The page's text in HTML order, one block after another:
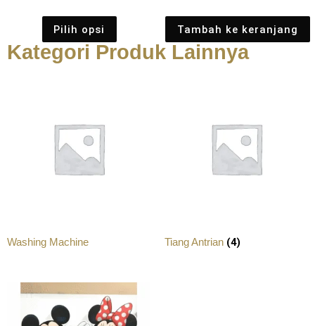
Pilih opsi Tambah ke keranjang
Kategori Produk Lainnya
Washing Machine Tiang Antrian (4)